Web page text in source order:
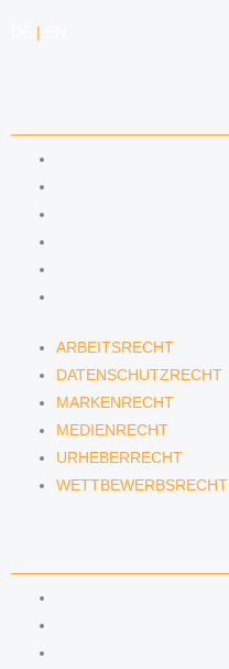
|
ARBEITSRECHT
DATENSCHUTZRECHT
MARKENRECHT
MEDIENRECHT
URHEBERRECHT
WETTBEWERBSRECHT